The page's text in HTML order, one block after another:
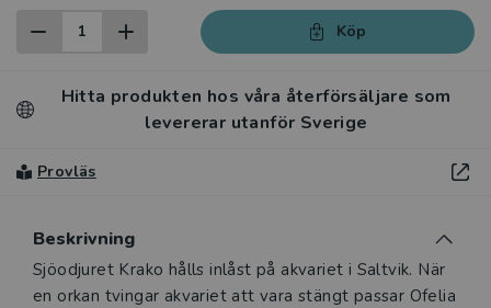
Köp
Hitta produkten hos våra återförsäljare som
levererar utanför Sverige
Provläs
Beskrivning
Beskrivning
Sjöodjuret Krako hålls inlåst på akvariet i Saltvik. När
en orkan tvingar akvariet att vara stängt passar Ofelia